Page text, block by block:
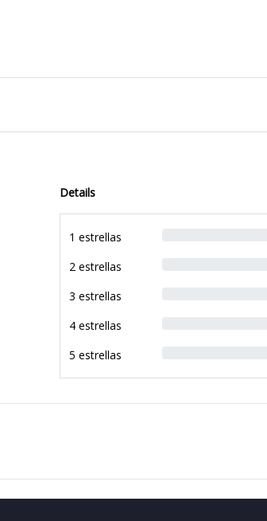
Details
1 estrellas
2 estrellas
3 estrellas
4 estrellas
5 estrellas